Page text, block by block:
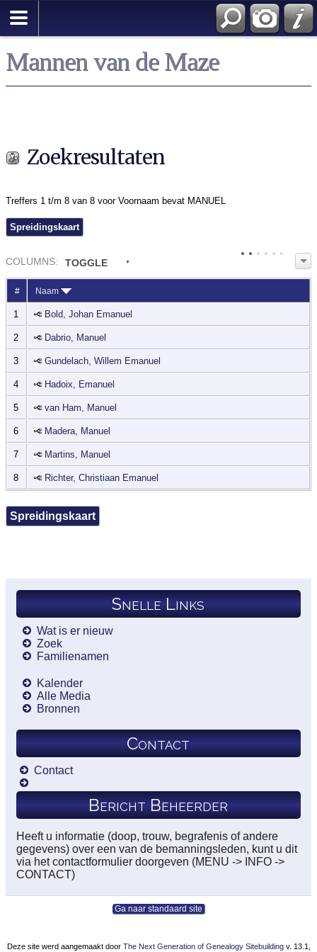
Mannen van de Maze
Zoekresultaten
Treffers 1 t/m 8 van 8 voor Voornaam bevat MANUEL
Spreidingskaart
COLUMNS: TOGGLE
# Naam
1 Bold, Johan Emanuel
2 Dabrio, Manuel
3 Gundelach, Willem Emanuel
4 Hadoix, Emanuel
5 van Ham, Manuel
6 Madera, Manuel
7 Martins, Manuel
8 Richter, Christiaan Emanuel
Spreidingskaart
Snelle Links
Wat is er nieuw
Zoek
Familienamen
Kalender
Alle Media
Bronnen
Contact
Contact
Bericht Beheerder
Heeft u informatie (doop, trouw, begrafenis of andere
gegevens) over een van de bemanningsleden, kunt u dit
via het contactformulier doorgeven (MENU -> INFO ->
CONTACT)
Ga naar standaard site
Deze site werd aangemaakt door The Next Generation of Genealogy Sitebuildingv. 13.1,